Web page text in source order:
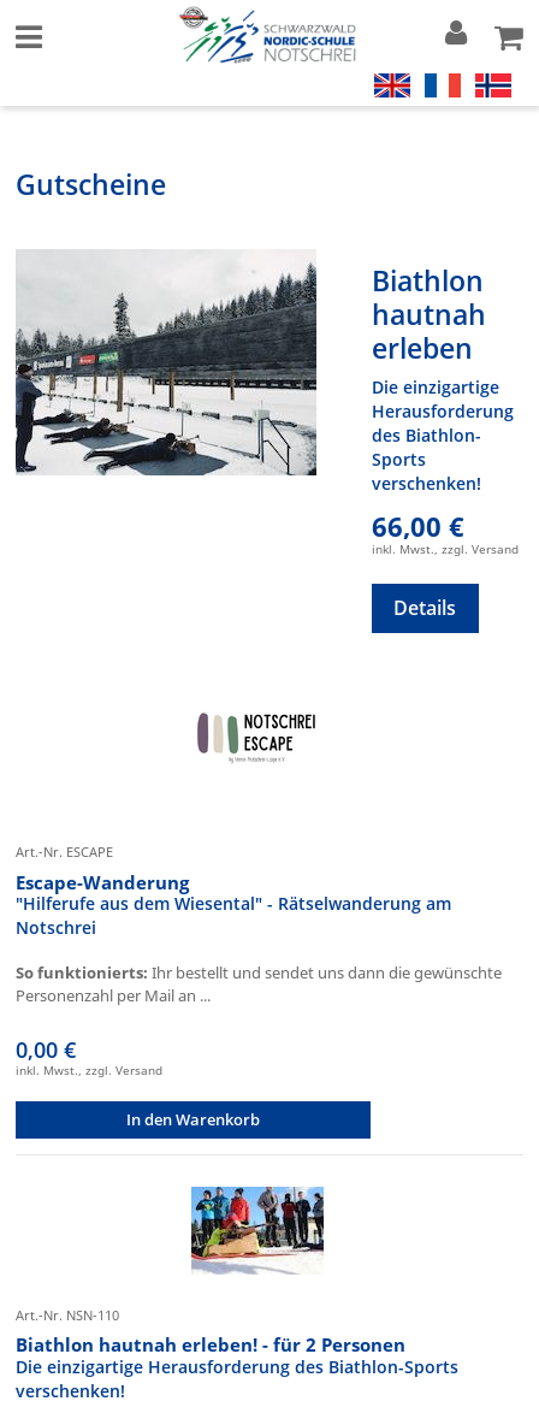
Gutscheine
Biathlon
hautnah
erleben
Die einzigartige
Herausforderung
des Biathlon-
Sports
verschenken!
66,00 €
inkl. Mwst., zzgl. Versand
Details
Art.-Nr. ESCAPE
Escape-Wanderung
"Hilferufe aus dem Wiesental" - Rätselwanderung am
Notschrei
So funktionierts: Ihr bestellt und sendet uns dann die gewünschte
Personenzahl per Mail an ...
0,00 €
inkl. Mwst., zzgl. Versand
In den Warenkorb
Art.-Nr. NSN-110
Biathlon hautnah erleben! - für 2 Personen
Die einzigartige Herausforderung des Biathlon-Sports
verschenken!